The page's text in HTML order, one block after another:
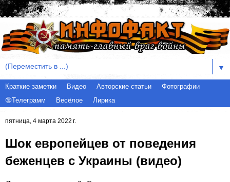
▼
Краткие заметки Видео Авторские статьи
Фотографии
🔞Телеграмм
Весёлое Лирика
пятница, 4 марта 2022 г.
Шок европейцев от поведения
беженцев с Украины (видео)